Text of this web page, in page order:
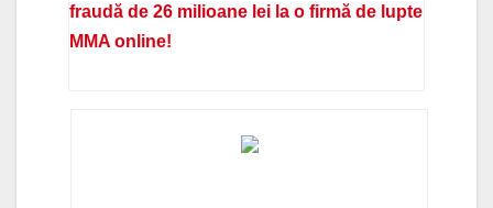
fraudă de 26 milioane lei la o firmă de lupte
MMA online!